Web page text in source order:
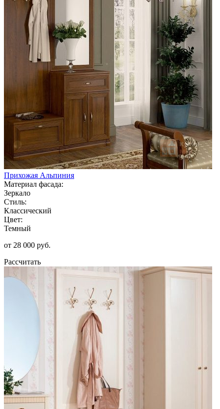
Прихожая Альпиния
Материал фасада:
Зеркало
Стиль:
Классический
Цвет:
Темный
от 28 000 руб.
Рассчитать